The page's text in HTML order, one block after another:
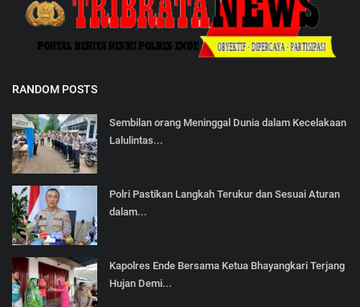
RANDOM POSTS
Sembilan orang Meninggal Dunia dalam Kecelakaan
Lalulintas...
Polri Pastikan Langkah Terukur dan Sesuai Aturan
dalam...
Kapolres Ende Bersama Ketua Bhayangkari Terjang
Hujan Demi...